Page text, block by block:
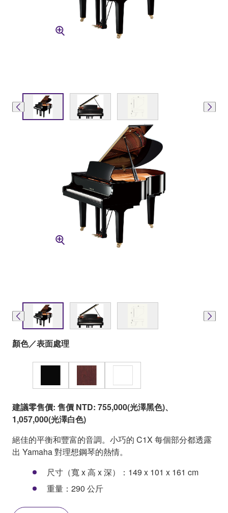
顏色／表面處理
建議零售價: 售價 NTD: 755,000(光澤黑色)、
1,057,000(光澤白色)
絕佳的平衡和豐富的音調。小巧的 C1X 每個部分都透露
出 Yamaha 對理想鋼琴的熱情。
尺寸（寬 x 高 x 深）：149 x 101 x 161 cm
重量：290 公斤